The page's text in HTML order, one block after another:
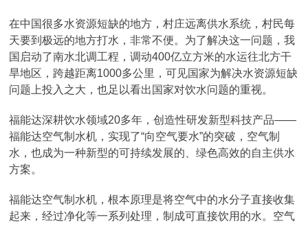
在中国很多水资源短缺的地方，村庄远离供水系统，村民每
天要到极远的地方打水，非常不便。为了解决这一问题，我
国启动了南水北调工程，调动400亿立方米的水运往北方干
旱地区，跨越距离1000多公里，可见国家为解决水资源短缺
问题上投入之大，也足以看出国家对饮水问题的重视。
福能达深耕饮水领域20多年，创造性研发新型科技产品——
福能达空气制水机，实现了“向空气要水”的突破，空气制
水，也成为一种新型的可持续发展的、绿色高效的自主供水
方案。
福能达空气制水机，根本原理是将空气中的水分子直接收集
起来，经过净化等一系列处理，制成可直接饮用的水。空气